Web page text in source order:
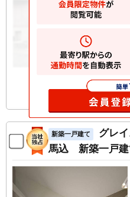
新築一戸建て
グレ
馬込 新築一戸建